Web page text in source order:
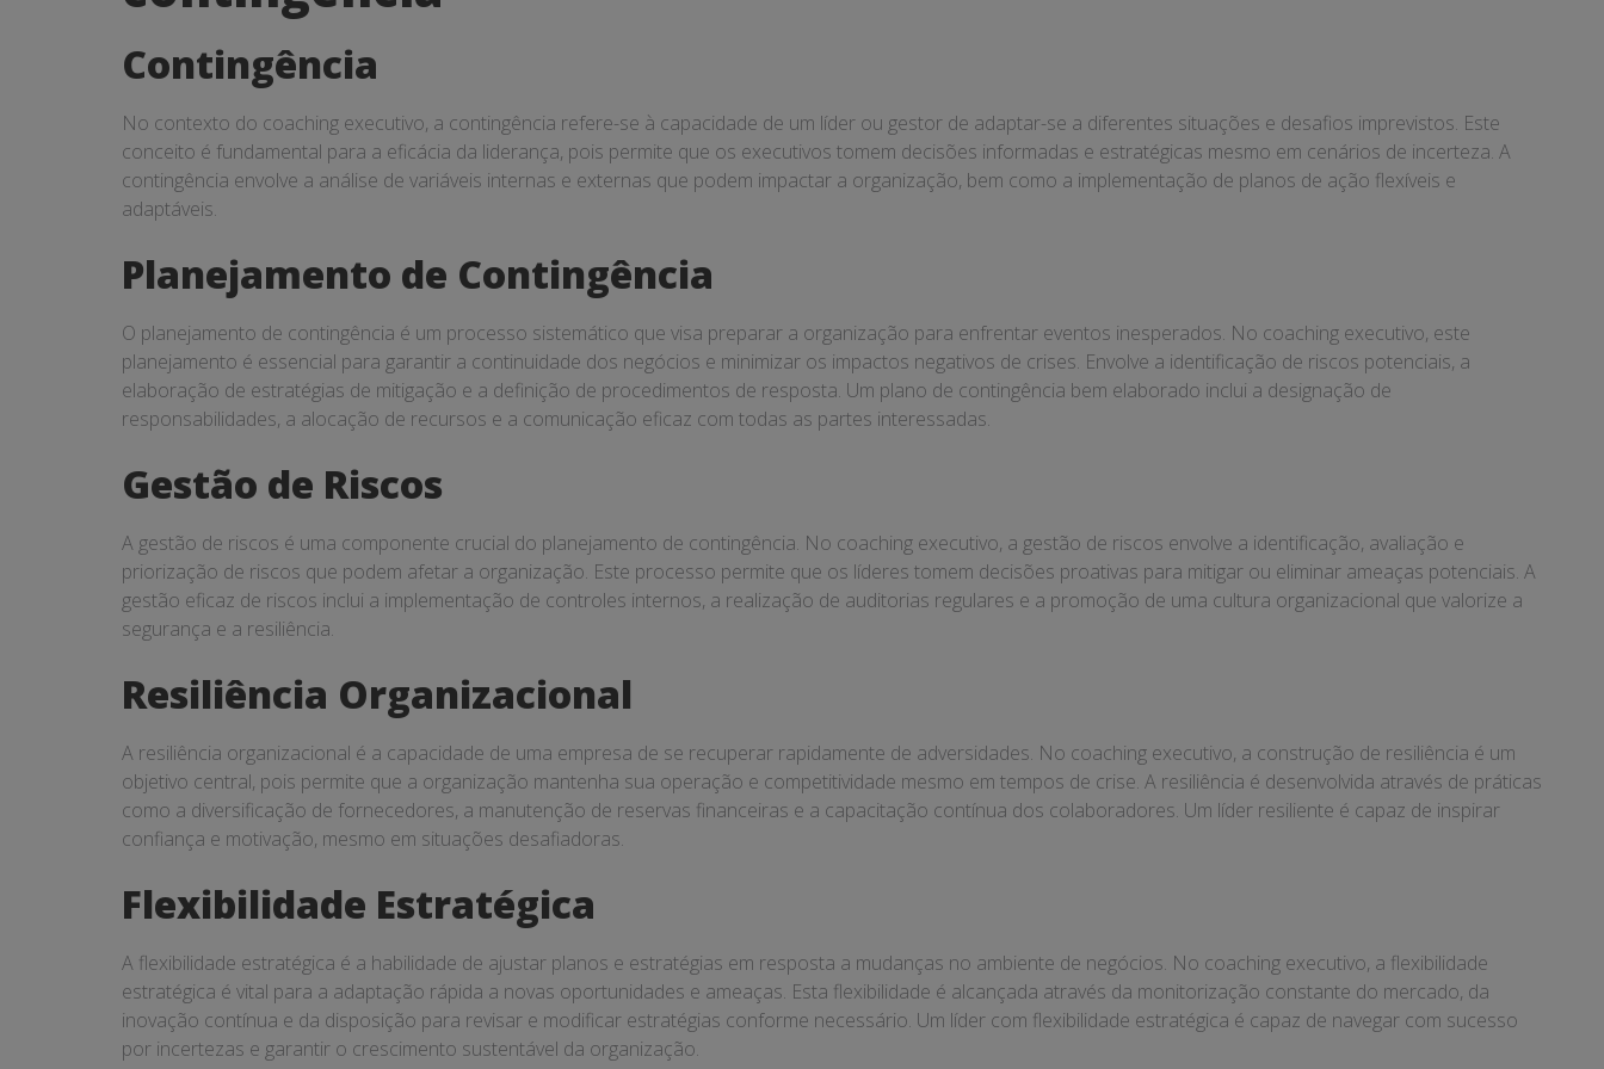
Contingência
No contexto do coaching executivo, a contingência refere-se à capacidade de um líder ou gestor de adaptar-se a diferentes situações e desafios imprevistos. Este
conceito é fundamental para a eficácia da liderança, pois permite que os executivos tomem decisões informadas e estratégicas mesmo em cenários de incerteza. A
contingência envolve a análise de variáveis internas e externas que podem impactar a organização, bem como a implementação de planos de ação flexíveis e
adaptáveis.
Planejamento de Contingência
O planejamento de contingência é um processo sistemático que visa preparar a organização para enfrentar eventos inesperados. No coaching executivo, este
planejamento é essencial para garantir a continuidade dos negócios e minimizar os impactos negativos de crises. Envolve a identificação de riscos potenciais, a
elaboração de estratégias de mitigação e a definição de procedimentos de resposta. Um plano de contingência bem elaborado inclui a designação de
responsabilidades, a alocação de recursos e a comunicação eficaz com todas as partes interessadas.
Gestão de Riscos
A gestão de riscos é uma componente crucial do planejamento de contingência. No coaching executivo, a gestão de riscos envolve a identificação, avaliação e
priorização de riscos que podem afetar a organização. Este processo permite que os líderes tomem decisões proativas para mitigar ou eliminar ameaças potenciais. A
gestão eficaz de riscos inclui a implementação de controles internos, a realização de auditorias regulares e a promoção de uma cultura organizacional que valorize a
segurança e a resiliência.
Resiliência Organizacional
A resiliência organizacional é a capacidade de uma empresa de se recuperar rapidamente de adversidades. No coaching executivo, a construção de resiliência é um
objetivo central, pois permite que a organização mantenha sua operação e competitividade mesmo em tempos de crise. A resiliência é desenvolvida através de práticas
como a diversificação de fornecedores, a manutenção de reservas financeiras e a capacitação contínua dos colaboradores. Um líder resiliente é capaz de inspirar
confiança e motivação, mesmo em situações desafiadoras.
Flexibilidade Estratégica
A flexibilidade estratégica é a habilidade de ajustar planos e estratégias em resposta a mudanças no ambiente de negócios. No coaching executivo, a flexibilidade
estratégica é vital para a adaptação rápida a novas oportunidades e ameaças. Esta flexibilidade é alcançada através da monitorização constante do mercado, da
inovação contínua e da disposição para revisar e modificar estratégias conforme necessário. Um líder com flexibilidade estratégica é capaz de navegar com sucesso
por incertezas e garantir o crescimento sustentável da organização.